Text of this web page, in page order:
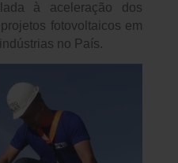
à aceleração dos
fotovoltaicos em
no País.